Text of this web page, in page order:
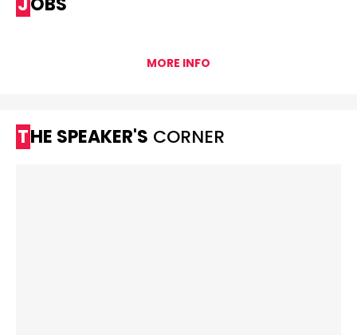
MORE INFO
THE SPEAKER'S CORNER